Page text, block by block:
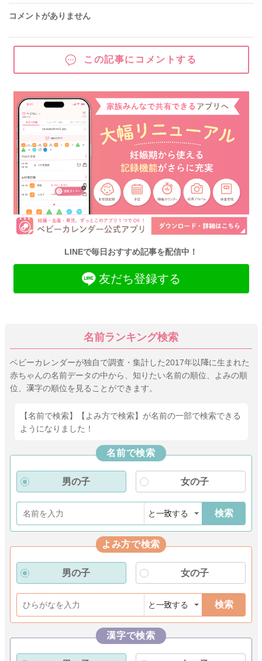
コメントがありません
この記事にコメントする
LINEで毎日おすすめ記事を配信中！
友だち登録する
名前ランキング検索
ベビーカレンダーが独自で調査・集計した2017年以降に生まれた
赤ちゃんの名前データの中から、知りたい名前の順位、よみの順
位、漢字の順位を見ることができます。
【名前で検索】【よみ方で検索】が名前の一部で検索できる
ようになりました！
名前で検索
男の子 女の子
検索
よみ方で検索
男の子 女の子
検索
漢字で検索